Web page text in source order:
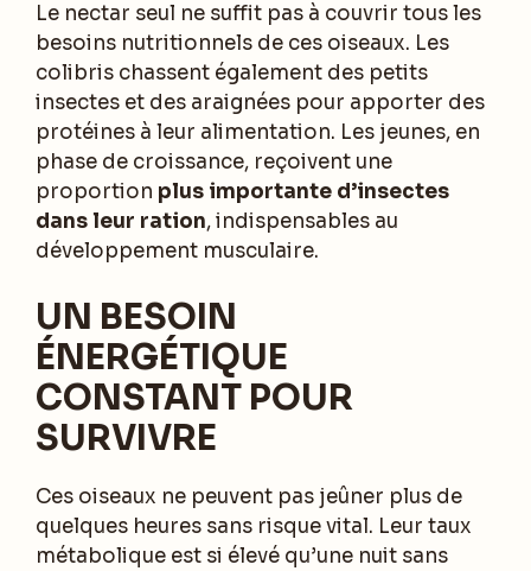
Le nectar seul ne suffit pas à couvrir tous les
besoins nutritionnels de ces oiseaux. Les
colibris chassent également des petits
insectes et des araignées pour apporter des
protéines à leur alimentation. Les jeunes, en
phase de croissance, reçoivent une
proportion plus importante d’insectes
dans leur ration, indispensables au
développement musculaire.
UN BESOIN
ÉNERGÉTIQUE
CONSTANT POUR
SURVIVRE
Ces oiseaux ne peuvent pas jeûner plus de
quelques heures sans risque vital. Leur taux
métabolique est si élevé qu’une nuit sans